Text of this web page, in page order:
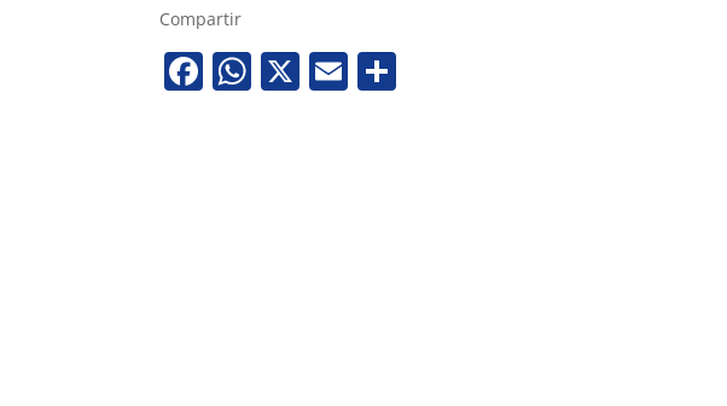
Compartir
Facebook
WhatsApp
X Email